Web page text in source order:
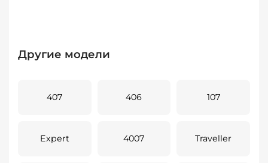
Другие модели
407 406 107
Expert 4007 Traveller